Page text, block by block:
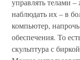
управлять телами
наблюдать их – в
компьютер,
обеспечения. То
скульптура с